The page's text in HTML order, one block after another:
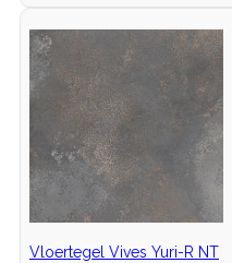
Vloertegel Vives Yuri-R NT